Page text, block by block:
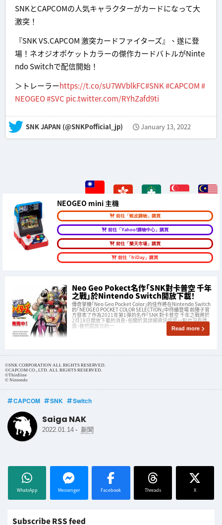
SNKとCAPCOMの人気キャラクターがカードになって大
激突！
『SNK VS.CAPCOM 激突カードファイターズ』、遂に登
場！ネオジオポケットカラーの傑作カードバトルがNinte
ndo Switchで配信開始！
＞トレーラーhttps://t.co/sU7WVblkFC#SNK#CAPCOM#
NEOGEO#SVC pic.twitter.com/RYhZafd9ti
— SNK JAPAN (@SNKPofficial_jp) January 13, 2022
NEOGEO mini 主機
前往「蝦皮購物」購買
前往「Yahoo!購物中心」購買
前往「樂天市場」購買
前往「friDay」購買
Neo Geo Pokect名作「SNK對卡普空 千年
之戰」於Nintendo Switch開放下載！
傳奇掌機「Neo Geo Pocket Color」的佳作將在Nintendo Switch
的「NEOGEO POCKET COLOR SELECTION」中持續登場 前陣子官
方發表了作為2021年第1彈的名作「SNK 對卡普空 千年之戰將於
2月18日開放下載的消息，但關於其詳細資訊卻是一點也沒有透
露。雖然開放日的一 Read more
©SNK CORPORATION ALL RIGHTS RESERVED.
©CAPCOM CO., LTD. ALL RIGHTS RESERVED.
©Thirdline
© Nintendo
CAPCOM SNK Switch
Saiga NAK
2022.01.14 - 新聞
WhatsApp Messenger Facebook Threads X
Subscribe RSS feed